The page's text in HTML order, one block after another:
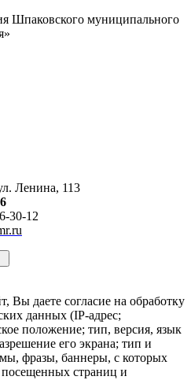
Шпаковского муниципального
Ленина, 113
30-12
Вы даете согласие на обработку
данных (IP-адрес;
положение; тип, версия, язык
его экрана; тип и
фразы, баннеры, с которых
посещенных страниц и